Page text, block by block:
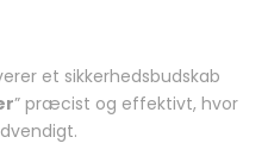
et sikkerhedsbudskab
” præcist og effektivt, hvor